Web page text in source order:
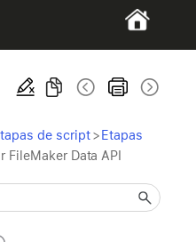
de script >Etapas
FileMaker Data API